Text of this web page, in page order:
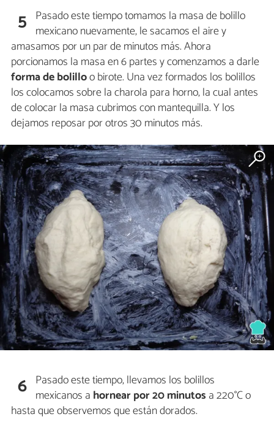
5 Pasado este tiempo tomamos la masa de bolillo
mexicano nuevamente, le sacamos el aire y
amasamos por un par de minutos más. Ahora
porcionamos la masa en 6 partes y comenzamos a darle
forma de bolilloo birote. Una vez formados los bolillos
los colocamos sobre la charola para horno, la cual antes
de colocar la masa cubrimos con mantequilla. Y los
dejamos reposar por otros 30 minutos más.
6 Pasado este tiempo, llevamos los bolillos
mexicanos a hornear por 20 minutos a 220°C o
hasta que observemos que están dorados.